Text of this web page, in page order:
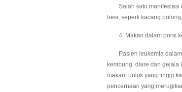
Salah satu manifestasi
besi, seperti kacang
4. Makan dalam porsi
Pasien leukemia dalam
kembung, diare dan gejala
makan, untuk yang tinggi
pencernaan yang